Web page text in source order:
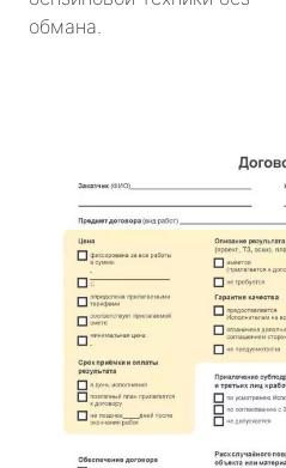
обмана.